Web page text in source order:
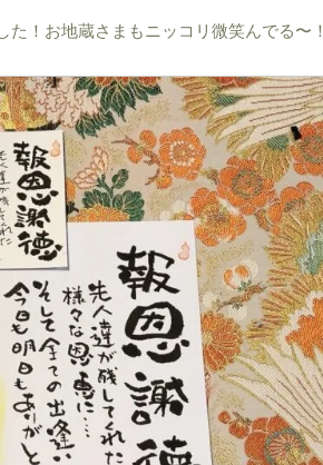
！お地蔵さまもニッコリ微笑んでる〜！